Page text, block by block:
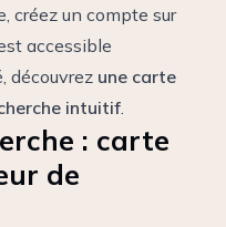
créez un compte sur
accessible
découvrez une carte
intuitif.
: carte
de